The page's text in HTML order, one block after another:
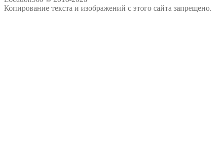
Копирование текста и изображений с этого сайта запрещено.